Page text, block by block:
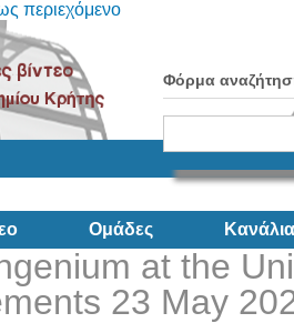
περιεχόμενο
Φόρμα
Ομάδες Κανάλια
at the
23 May